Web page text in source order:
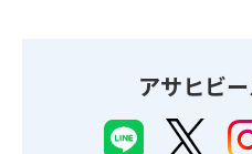
アサヒビ